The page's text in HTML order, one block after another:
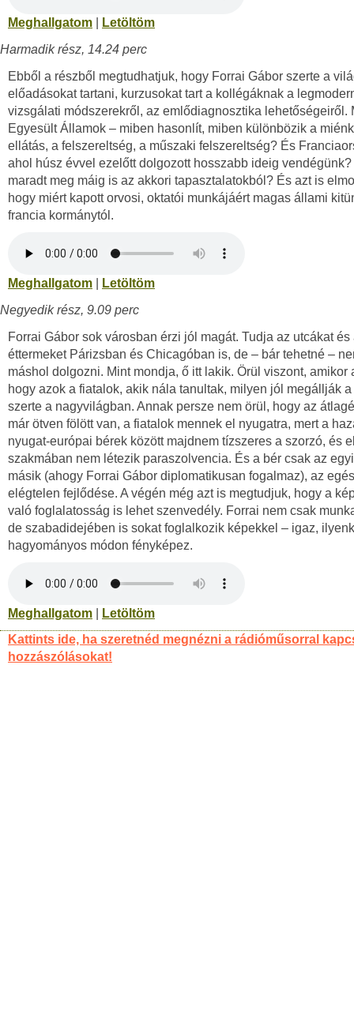
Meghallgatom
Letöltöm
Harmadik rész, 14.24 perc
Ebből a részből megtudhatjuk, hogy Forrai Gábor szerte a
előadásokat tartani, kurzusokat tart a kollégáknak a
vizsgálati módszerekről, az emlődiagnosztika lehetőségeiről.
Egyesült Államok – miben hasonlít, miben különbözik a
ellátás, a felszereltség, a műszaki felszereltség? És
ahol húsz évvel ezelőtt dolgozott hosszabb ideig vendégünk?
maradt meg máig is az akkori tapasztalatokból? És azt is
hogy miért kapott orvosi, oktatói munkájáért magas állami
francia kormánytól.
Meghallgatom
Letöltöm
Negyedik rész, 9.09 perc
Forrai Gábor sok városban érzi jól magát. Tudja az utcákat és
éttermeket Párizsban és Chicagóban is, de – bár tehetné –
máshol dolgozni. Mint mondja, ő itt lakik. Örül viszont, amikor
hogy azok a fiatalok, akik nála tanultak, milyen jól megállják
szerte a nagyvilágban. Annak persze nem örül, hogy az
már ötven fölött van, a fiatalok mennek el nyugatra, mert a
nyugat-európai bérek között majdnem tízszeres a szorzó, és
szakmában nem létezik paraszolvencia. És a bér csak az
másik (ahogy Forrai Gábor diplomatikusan fogalmaz), az
elégtelen fejlődése. A végén még azt is megtudjuk, hogy a
való foglalatosság is lehet szenvedély. Forrai nem csak
de szabadidejében is sokat foglalkozik képekkel – igaz,
hagyományos módon fényképez.
Meghallgatom
Letöltöm
Kattints ide, ha szeretnéd megnézni a rádióműsorral
hozzászólásokat!